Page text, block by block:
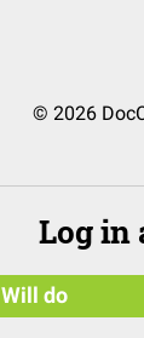
© 2026
Log in
Will do